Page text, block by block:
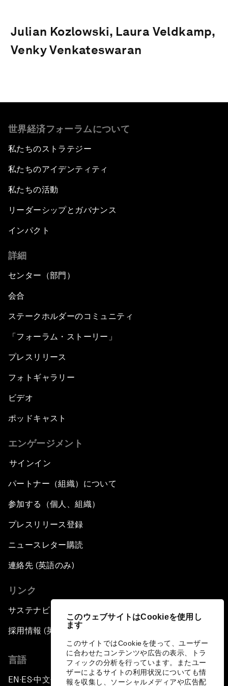
このウェブサイトはCookieを使用し
ます
このサイトではCookieを使って、ユーザー
に合わせたコンテンツや広告の表示、トラ
フィックの分析を行っています。またユー
ザーによるサイトの利用状況についても情
報を収集し、ソーシャルメディアや広告配
Julian Kozlowski, Laura Veldkamp,
Venky Venkateswaran
世界経済フォーラムについて
私たちのストラテジー
私たちのアイデンティティ
私たちの活動
リーダーシップとガバナンス
インパクト
詳細
センター（部門）
会合
ステークホルダーのコミュニティ
「フォーラム・ストーリー」
プレスリリース
フォトギャラリー
ビデオ
ポッドキャスト
エンゲージメント
サインイン
パートナー（組織）について
参加する（個人、組織）
プレスリリース登録
ニュースレター購読
連絡先 (英語のみ)
リンク
サステナビリティへの取り組み
採用情報 (英語のみ)
言語
EN ▪ES▪中文▪ 日本語